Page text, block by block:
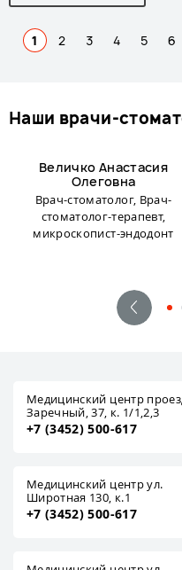
1 2 3 4 5 6
наши врачи-
Величко Анастасия
Олеговна
Врач-стоматолог, Врач-
стоматолог-терапевт,
микроскопист-эндодонт
Медицинский центр
Заречный, 37, к. 1/1,2,3
+7 (3452) 500-617
Медицинский центр ул.
Широтная 130, к.1
+7 (3452) 500-617